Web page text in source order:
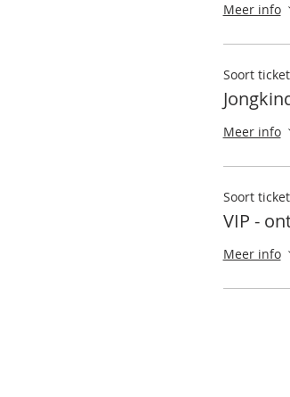
Meer info
Soort ticket
Meer info
Soort ticket
VIP -
Meer info